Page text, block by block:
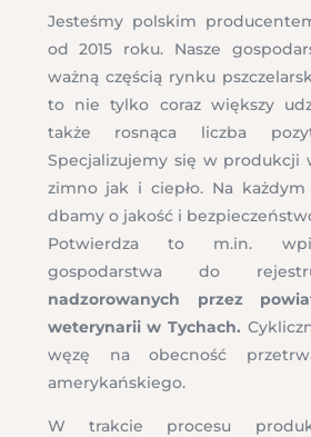
Jesteśmy polskim
od 2015 roku. Nasze
ważną częścią rynku
to nie tylko coraz większy
także rosnąca liczba
Specjalizujemy się w produkcji
zimno jak i ciepło. Na
dbamy o jakość i
Potwierdza to m.in.
gospodarstwa do
nadzorowanych przez
weterynarii w Tychach.
węzę na obecność
amerykańskiego.
W trakcie procesu